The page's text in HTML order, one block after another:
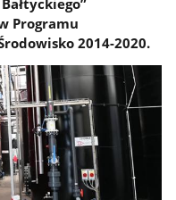
Programu
2014-2020.